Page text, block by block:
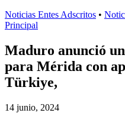
Noticias Entes Adscritos •
Principal
Maduro anunció
para Mérida con
Türkiye,
14 junio, 2024